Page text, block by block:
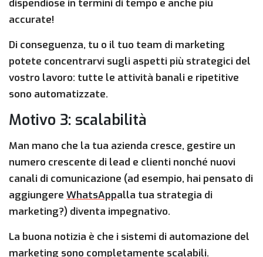
dispendiose in termini di tempo e anche più
accurate!
Di conseguenza, tu o il tuo team di marketing
potete concentrarvi sugli aspetti più strategici del
vostro lavoro: tutte le attività banali e ripetitive
sono automatizzate.
Motivo 3: scalabilità
Man mano che la tua azienda cresce, gestire un
numero crescente di lead e clienti nonché nuovi
canali di comunicazione (ad esempio, hai pensato di
aggiungere WhatsAppalla tua strategia di
marketing?) diventa impegnativo.
La buona notizia è che i sistemi di automazione del
marketing sono completamente scalabili.